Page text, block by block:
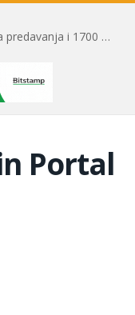
Toni Milun postao “milijarder”! Vrhunska predavanja i 1700 posjetitelja obilježili su mjesec financijske pismenosti
Portal